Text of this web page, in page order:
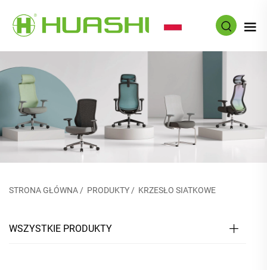
STRONA GŁÓWNA / PRODUKTY / KRZESŁO SIATKOWE
WSZYSTKIE PRODUKTY